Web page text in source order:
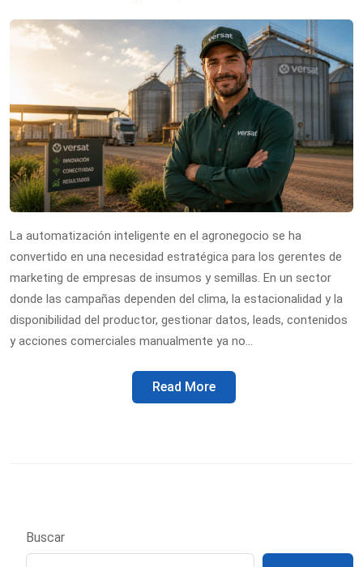
La automatización inteligente en el agronegocio se ha
convertido en una necesidad estratégica para los gerentes de
marketing de empresas de insumos y semillas. En un sector
donde las campañas dependen del clima, la estacionalidad y la
disponibilidad del productor, gestionar datos, leads, contenidos
y acciones comerciales manualmente ya no…
Read More
Buscar